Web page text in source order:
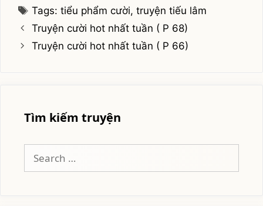
Tags
Tags: tiểu phẩm cười,truyện tiếu lâm
Truyện cười hot nhất tuần ( P 68)
Truyện cười hot nhất tuần ( P 66)
Tìm kiếm truyện
for: